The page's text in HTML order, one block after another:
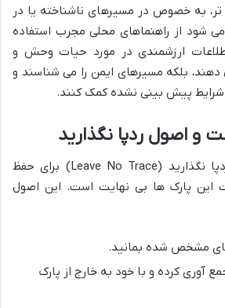
تر، به خصوص در مسیرهای ناشناخته یا در
شود از راهنماهای محلی مجرب استفاده
ارزشمندی در مورد حیات وحش و
بلکه مسیرهای ایمن را می شناسند و
شرایط پیش بینی نشده کمک کنند.
اصول ردپا نگذارید
اهمیت رعایت اصول ردپا نگذارید (Leave No Trace) برای حفظ
این پارک ها بی نهایت است. این اصول
مشخص شده بمانید.
آوری کرده و با خود به خارج از پارک